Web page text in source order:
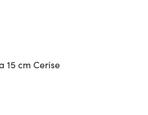
15 cm Cerise